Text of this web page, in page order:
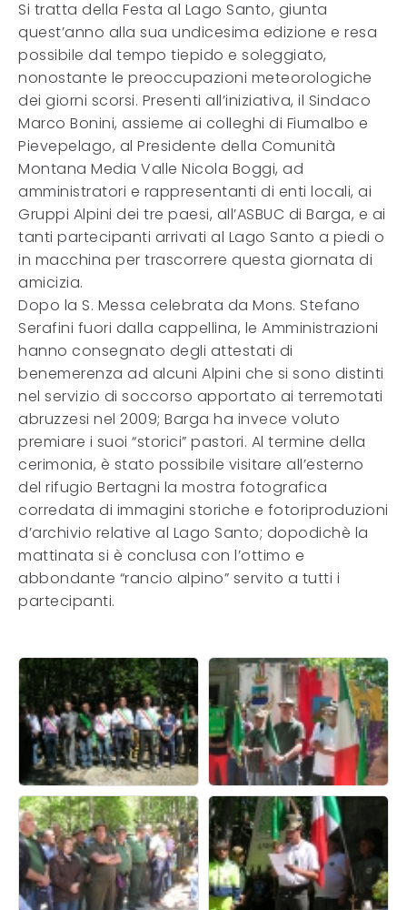
Si tratta della Festa al Lago Santo, giunta
quest’anno alla sua undicesima edizione e resa
possibile dal tempo tiepido e soleggiato,
nonostante le preoccupazioni meteorologiche
dei giorni scorsi. Presenti all’iniziativa, il Sindaco
Marco Bonini, assieme ai colleghi di Fiumalbo e
Pievepelago, al Presidente della Comunità
Montana Media Valle Nicola Boggi, ad
amministratori e rappresentanti di enti locali, ai
Gruppi Alpini dei tre paesi, all’ASBUC di Barga, e ai
tanti partecipanti arrivati al Lago Santo a piedi o
in macchina per trascorrere questa giornata di
amicizia.
Dopo la S. Messa celebrata da Mons. Stefano
Serafini fuori dalla cappellina, le Amministrazioni
hanno consegnato degli attestati di
benemerenza ad alcuni Alpini che si sono distinti
nel servizio di soccorso apportato ai terremotati
abruzzesi nel 2009; Barga ha invece voluto
premiare i suoi “storici” pastori. Al termine della
cerimonia, è stato possibile visitare all’esterno
del rifugio Bertagni la mostra fotografica
corredata di immagini storiche e fotoriproduzioni
d’archivio relative al Lago Santo; dopodichè la
mattinata si è conclusa con l’ottimo e
abbondante “rancio alpino” servito a tutti i
partecipanti.